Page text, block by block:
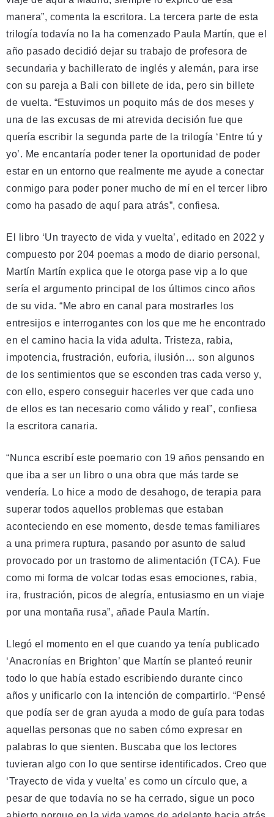
manera”, comenta la escritora. La tercera parte de esta
trilogía todavía no la ha comenzado Paula Martín, que el
año pasado decidió dejar su trabajo de profesora de
secundaria y bachillerato de inglés y alemán, para irse
con su pareja a Bali con billete de ida, pero sin billete
de vuelta. “Estuvimos un poquito más de dos meses y
una de las excusas de mi atrevida decisión fue que
quería escribir la segunda parte de la trilogía ‘Entre tú y
yo’. Me encantaría poder tener la oportunidad de poder
estar en un entorno que realmente me ayude a conectar
conmigo para poder poner mucho de mí en el tercer libro
como ha pasado de aquí para atrás”, confiesa.
El libro ‘Un trayecto de vida y vuelta’, editado en 2022 y
compuesto por 204 poemas a modo de diario personal,
Martín Martín explica que le otorga pase vip a lo que
sería el argumento principal de los últimos cinco años
de su vida. “Me abro en canal para mostrarles los
entresijos e interrogantes con los que me he encontrado
en el camino hacia la vida adulta. Tristeza, rabia,
impotencia, frustración, euforia, ilusión… son algunos
de los sentimientos que se esconden tras cada verso y,
con ello, espero conseguir hacerles ver que cada uno
de ellos es tan necesario como válido y real”, confiesa
la escritora canaria.
“Nunca escribí este poemario con 19 años pensando en
que iba a ser un libro o una obra que más tarde se
vendería. Lo hice a modo de desahogo, de terapia para
superar todos aquellos problemas que estaban
aconteciendo en ese momento, desde temas familiares
a una primera ruptura, pasando por asunto de salud
provocado por un trastorno de alimentación (TCA). Fue
como mi forma de volcar todas esas emociones, rabia,
ira, frustración, picos de alegría, entusiasmo en un viaje
por una montaña rusa”, añade Paula Martín.
Llegó el momento en el que cuando ya tenía publicado
‘Anacronías en Brighton’ que Martín se planteó reunir
todo lo que había estado escribiendo durante cinco
años y unificarlo con la intención de compartirlo. “Pensé
que podía ser de gran ayuda a modo de guía para todas
aquellas personas que no saben cómo expresar en
palabras lo que sienten. Buscaba que los lectores
tuvieran algo con lo que sentirse identificados. Creo que
‘Trayecto de vida y vuelta’ es como un círculo que, a
pesar de que todavía no se ha cerrado, sigue un poco